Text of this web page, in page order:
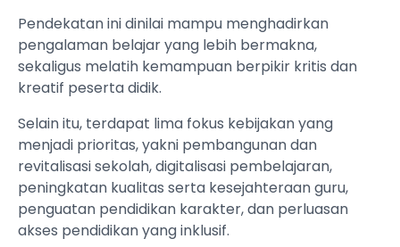
Pendekatan ini dinilai mampu menghadirkan
pengalaman belajar yang lebih bermakna,
sekaligus melatih kemampuan berpikir kritis dan
kreatif peserta didik.
Selain itu, terdapat lima fokus kebijakan yang
menjadi prioritas, yakni pembangunan dan
revitalisasi sekolah, digitalisasi pembelajaran,
peningkatan kualitas serta kesejahteraan guru,
penguatan pendidikan karakter, dan perluasan
akses pendidikan yang inklusif.